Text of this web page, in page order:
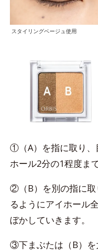
スタイリングベージュ使用
①（A）を指に取り、
ホール2分の1程度ま
②（B）を別の指に
るようにアイホール
ぼかしていきます。
③下まぶたは（B）を